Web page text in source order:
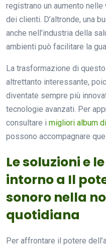
registrano un aumento
dei clienti. D’altronde, una
anche nell’industria della
ambienti può facilitare la
La trasformazione di
altrettanto interessante,
diventate sempre più
tecnologie avanzati. Per
consultare i migliori album
possono accompagnare
Le soluzioni e
intorno a Il
sonoro nella
quotidiana
Per affrontare il potere